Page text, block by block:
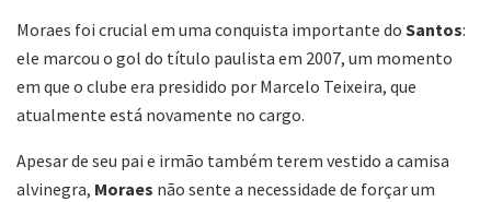
Moraes foi crucial em uma conquista importante do Santos:
ele marcou o gol do título paulista em 2007, um momento
em que o clube era presidido por Marcelo Teixeira, que
atualmente está novamente no cargo.
Apesar de seu pai e irmão também terem vestido a camisa
alvinegra, Moraes não sente a necessidade de forçar um